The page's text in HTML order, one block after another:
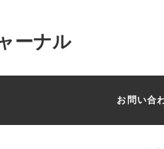
ーナル
お問い合